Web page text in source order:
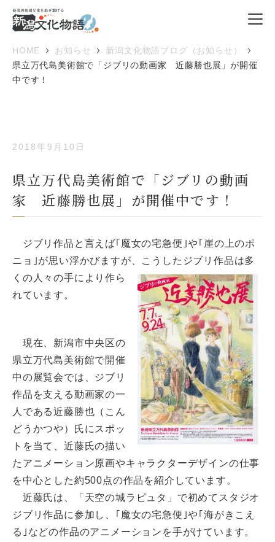
HOME お知らせ
新潟文化物語ブログ（お知らせ）
県立万代島美術館で「ジブリの動画家 近藤勝也展」が開催
中です！
2018年9月10日
県立万代島美術館で「ジブリの動画
家 近藤勝也展」が開催中です！
ジブリ作品と言えば｢魔女の宅急便｣や｢崖の上のポ
ニョ｣が思い浮かびますが、 こうしたジブリ作品は多
くの人々の手により作ら
れています。
現在、新潟市中央区の
県立万代島美術館で開催
中の展覧会では、ジブリ
作品を支える動画家の一
人である近藤勝也（こん
どうかつや）氏にスポッ
トを当て、近藤氏の描い
たアニメーション原画やキャラクターデザインの仕事
を中心とした約500点の作品を紹介しています。
近藤氏は、「天空の城ラピュタ」で初めてスタジオ
ジブリ作品に参加し、｢魔女の宅急便｣や｢海がきこえ
る｣などの作品のアニメーションを手がけています。